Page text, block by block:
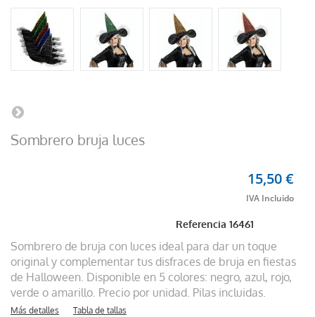
Sombrero bruja luces
Referencia16461
15,50 €
Sombrero de bruja con luces ideal para dar un toque
original y complementar tus disfraces de bruja en fiestas
de Halloween. Disponible en 5 colores: negro, azul, rojo,
verde o amarillo. Precio por unidad. Pilas incluidas.
Más detalles Tabla de tallas